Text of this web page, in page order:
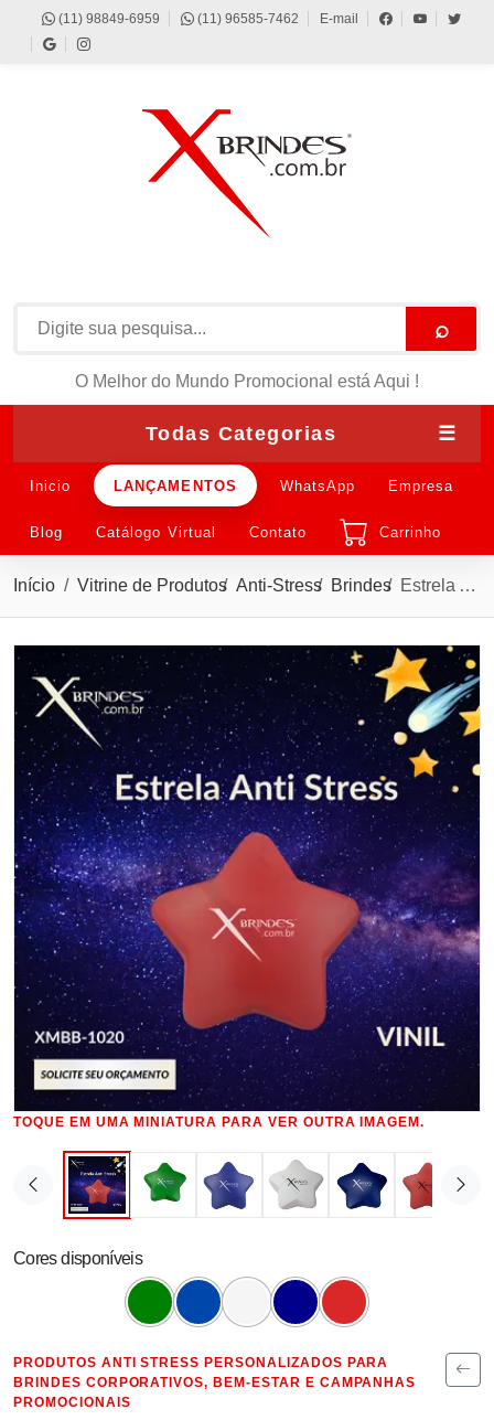
(11) 98849-6959 (11) 96585-7462 E-mail
⌕
O Melhor do Mundo Promocional está Aqui !
Todas Categorias ☰
Inicio LANÇAMENTOS WhatsApp Empresa
Blog Catálogo Virtual Contato Carrinho
Início Vitrine de Produtos Anti-Stress Brindes Estrela Anti Stress Vinil Oca Personalizada XMBB-1020
TOQUE EM UMA MINIATURA PARA VER OUTRA IMAGEM.
Cores disponíveis
PRODUTOS ANTI STRESS PERSONALIZADOS PARA
BRINDES CORPORATIVOS, BEM-ESTAR E CAMPANHAS
PROMOCIONAIS